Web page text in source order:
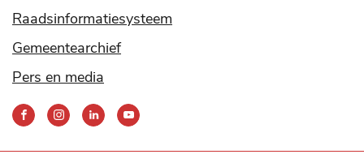
Raadsinformatiesysteem
Gemeentearchief
Pers en media
Bereik
ons